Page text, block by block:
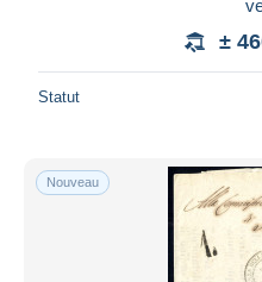
±
Statut
Nouveau